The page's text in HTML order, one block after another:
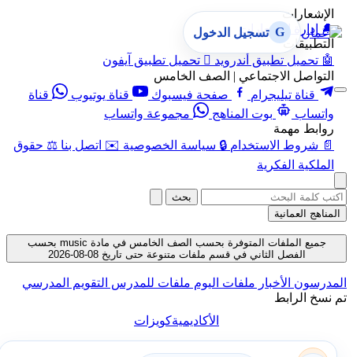
الإشعارات
🔔 إدارة الإشعارات
التطبيقات
🤖 تحميل تطبيق أندرويد  تحميل تطبيق آيفون
التواصل الاجتماعي | الصف الخامس
قناة تيليجرام
صفحة فيسبوك قناة يوتيوب
قناة
واتساب
بوت المناهج
مجموعة واتساب
روابط مهمة
📄 شروط الاستخدام 🔒 سياسة الخصوصية ✉️ اتصل بنا ⚖️ حقوق
الملكية الفكرية
G تسجيل الدخول
بحث
المناهج العمانية
جميع الملفات المتوفرة بحسب الصف الخامس في مادة music بحسب
الفصل الثاني في قسم ملفات متنوعة حتى تاريخ 08-08-2026
المدرسون الأخبار ملفات اليوم ملفات للمدرس التقويم المدرسي
تم نسخ الرابط
الأكاديميةكويزات